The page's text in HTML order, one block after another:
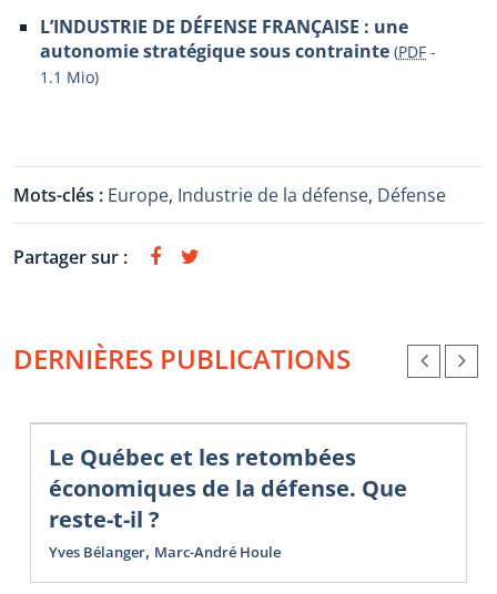
L’INDUSTRIE DE DÉFENSE FRANÇAISE : une
autonomie stratégique sous contrainte (PDF -
1.1 Mio)
Mots-clés : Europe, Industrie de la défense, Défense
Partager sur :
DERNIÈRES PUBLICATIONS
Le Québec et les retombées
économiques de la défense. Que
reste-t-il ?
Yves Bélanger, Marc-André Houle